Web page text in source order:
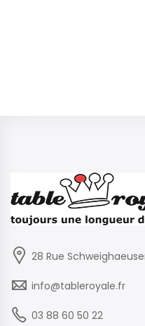
28 Rue
info@tableroyale.fr
03 88 60 50 22